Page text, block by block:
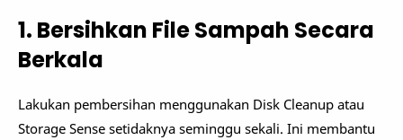
1. Bersihkan File Sampah Secara
Berkala
Lakukan pembersihan menggunakan Disk Cleanup atau
Storage Sense setidaknya seminggu sekali. Ini membantu